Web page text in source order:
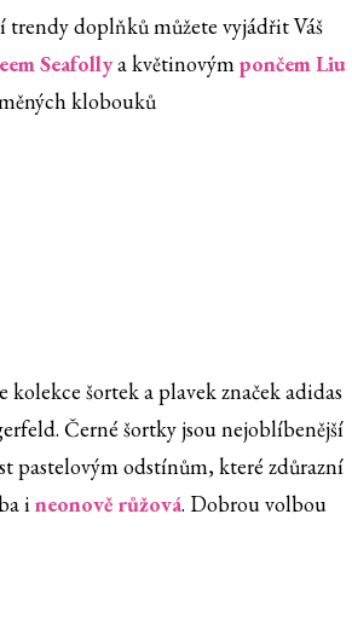
doplňků můžete vyjádřit Váš
Seafollya květinovýmpončem Liu
klobouků
šortek a plavek značek adidas
Černé šortky jsou nejoblíbenější
pastelovým odstínům, které zdůrazní
ineonově růžová. Dobrou volbou